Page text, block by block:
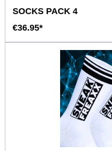
SOCKS PACK 4
€36.95*